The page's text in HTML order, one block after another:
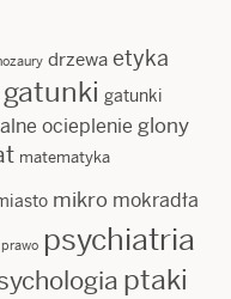
drzewa etyka
gatunki gatunki
ocieplenie glony
matematyka
mikro mokradła
prawo psychiatria
ptaki